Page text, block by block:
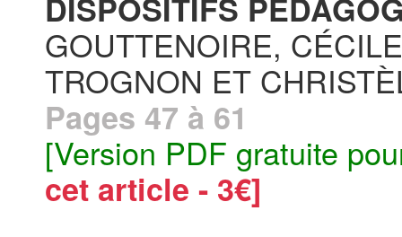
GOUTTENOIRE,
TROGNON ET
Pages 47 à 61
[Version PDF gratuite
cet article - 3€]